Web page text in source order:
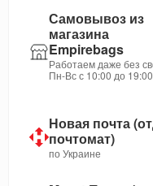
Самовывоз из
магазина
Empirebags
Работаем даже без
Пн-Вс с 10:00 до 19:00
Новая почта
почтомат)
по Украине